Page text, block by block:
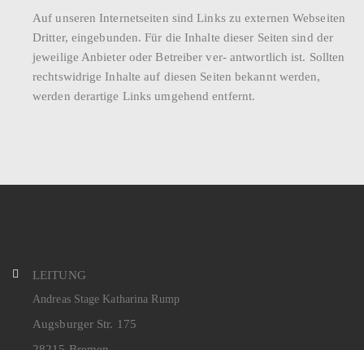
Auf unseren Internetseiten sind Links zu externen Webseiten
Dritter, eingebunden. Für die Inhalte dieser Seiten sind der
jeweilige Anbieter oder Betreiber ver- antwortlich ist. Sollten
rechtswidrige Inhalte auf diesen Seiten bekannt werden,
werden derartige Links umgehend entfernt.
LEITUNG
Andreas Stage Katharina Rump
Augsburger Str. 175